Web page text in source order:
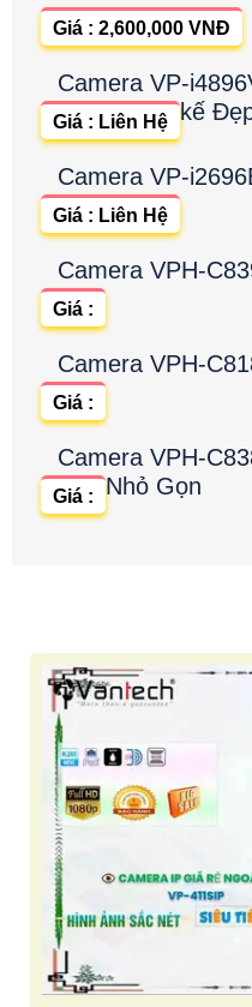
Giá : 2,600,000 VNĐ
Camera VP-
kế
Giá : Liên Hệ
Camera VP-
Giá : Liên Hệ
Camera VPH-
Giá :
Camera VPH-
Giá :
Camera VPH-
Nhỏ Gọn
Giá :